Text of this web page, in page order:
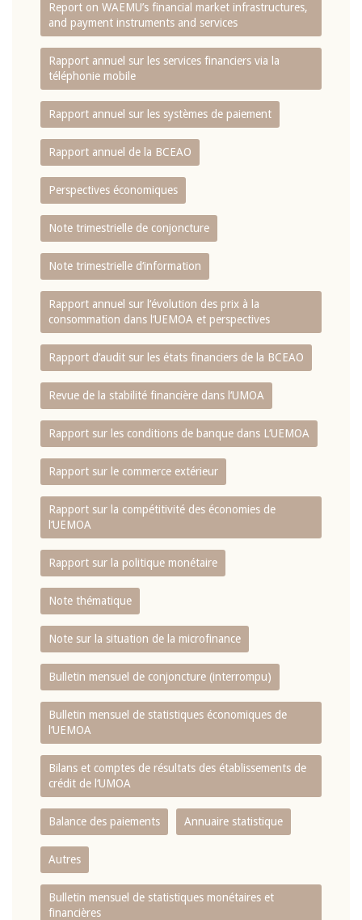
Report on WAEMU’s financial market infrastructures,
and payment instruments and services
Rapport annuel sur les services financiers via la
téléphonie mobile
Rapport annuel sur les systèmes de paiement
Rapport annuel de la BCEAO
Perspectives économiques
Note trimestrielle de conjoncture
Note trimestrielle d‘information
Rapport annuel sur l‘évolution des prix à la
consommation dans l‘UEMOA et perspectives
Rapport d‘audit sur les états financiers de la BCEAO
Revue de la stabilité financière dans l‘UMOA
Rapport sur les conditions de banque dans L‘UEMOA
Rapport sur le commerce extérieur
Rapport sur la compétitivité des économies de
l‘UEMOA
Rapport sur la politique monétaire
Note thématique
Note sur la situation de la microfinance
Bulletin mensuel de conjoncture (interrompu)
Bulletin mensuel de statistiques économiques de
l‘UEMOA
Bilans et comptes de résultats des établissements de
crédit de l‘UMOA
Balance des paiements Annuaire statistique
Autres
Bulletin mensuel de statistiques monétaires et
financières